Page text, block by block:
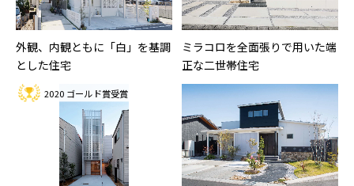
外観、内観ともに「白」を基調
とした住宅
ミラコロを全面張りで用いた端
正な二世帯住宅
2020 ゴールド賞受賞